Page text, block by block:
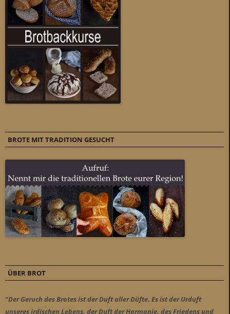
BROTE MIT TRADITION GESUCHT
ÜBER BROT
"Der Geruch des Brotes ist der Duft aller Düfte. Es ist der Urduft
unseres irdischen Lebens, der Duft der Harmonie, des Friedens und